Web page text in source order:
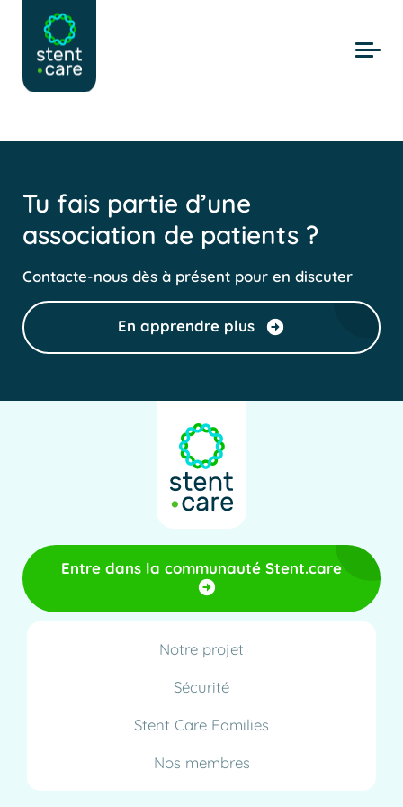
Skip to main content
Tu fais partie d’une
association de patients ?
Contacte-nous dès à présent pour en discuter
En apprendre plus
Entre dans la communauté Stent.care
Notre projet
Sécurité
Stent Care Families
Nos membres